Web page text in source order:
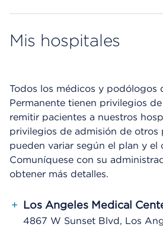
Mis hospitales
Todos los médicos y podólogos
Permanente tienen privilegios
remitir pacientes a nuestros
privilegios de admisión de otros
pueden variar según el plan y el
Comuníquese con su
obtener más detalles.
+ Los Angeles Medical
4867 W Sunset Blvd, Los